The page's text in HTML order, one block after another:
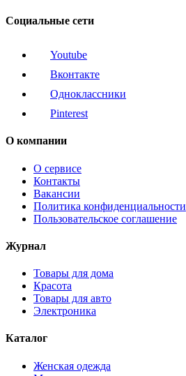
Социальные сети
Youtube
Вконтакте
Одноклассники
Pinterest
О компании
О сервисе
Контакты
Вакансии
Политика конфиденциальности
Пользовательское соглашение
Журнал
Товары для дома
Красота
Товары для авто
Электроника
Каталог
Женская одежда